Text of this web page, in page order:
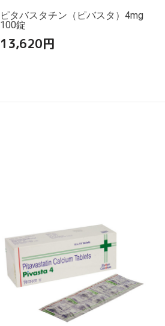
ピタバスタチン（ピバスタ）4mg
100錠
13,620円